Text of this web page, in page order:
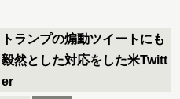
トランプの煽動ツイートにも
毅然とした対応をした米Twitt
er